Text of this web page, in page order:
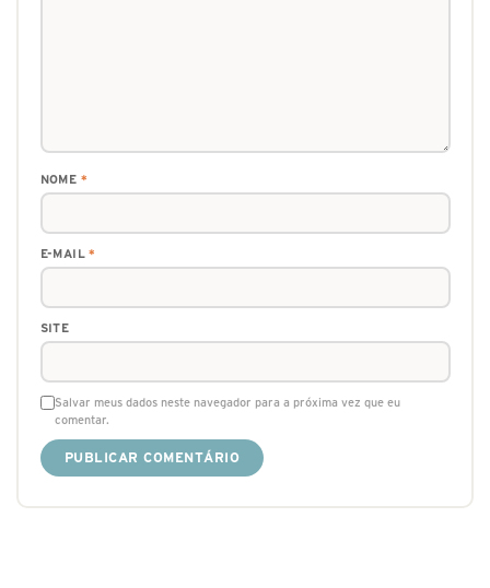
NOME *
E-MAIL*
SITE
Salvar meus dados neste navegador para a próxima vez que eu
comentar.